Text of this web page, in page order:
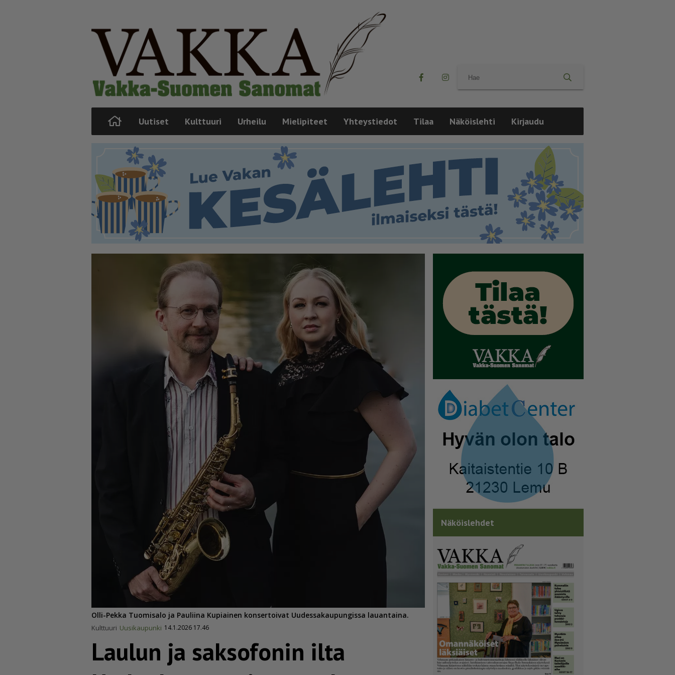
Uutiset Kulttuuri Urheilu Mielipiteet Yhteystiedot Tilaa Näköislehti Kirjaudu
Olli-Pekka Tuomisalo ja Pauliina Kupiainen konsertoivat Uudessakaupungissa lauantaina.
Kulttuuri Uusikaupunki 14.1.2026 17.46
Laulun ja saksofonin ilta
Näköislehdet